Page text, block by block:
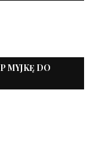
MYJKĘ DO